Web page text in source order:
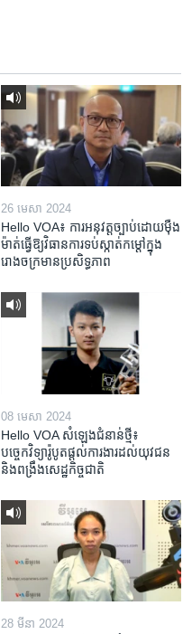
26 មេសា 2024
Hello VOA៖ ការអនុវត្ត​ច្បាប់​ដោយ​ម៉ឺង
ម៉ាត់​ធ្វើ​ឱ្យ​វិធានការ​ទប់ស្កាត់​កម្តៅ​ក្នុង​
រោងចក្រ​មាន​ប្រសិទ្ធភាព​​
08 មេសា 2024
Hello VOA សំឡេង​ជំនាន់​ថ្មី៖
បច្ចេកវិទ្យា​រ៉ូបូត​ផ្តល់​ការងារ​ដល់​យុវជន
និង​ពង្រឹង​​សេដ្ឋកិច្ច​ជាតិ​​​​​​
28 មីនា 2024